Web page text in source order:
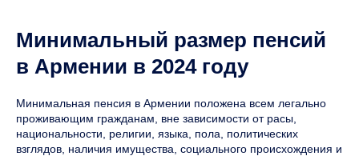
Минимальный размер пенсий
в Армении в 2024 году
Минимальная пенсия в Армении положена всем легально
проживающим гражданам, вне зависимости от расы,
национальности, религии, языка, пола, политических
взглядов, наличия имущества, социального происхождения и